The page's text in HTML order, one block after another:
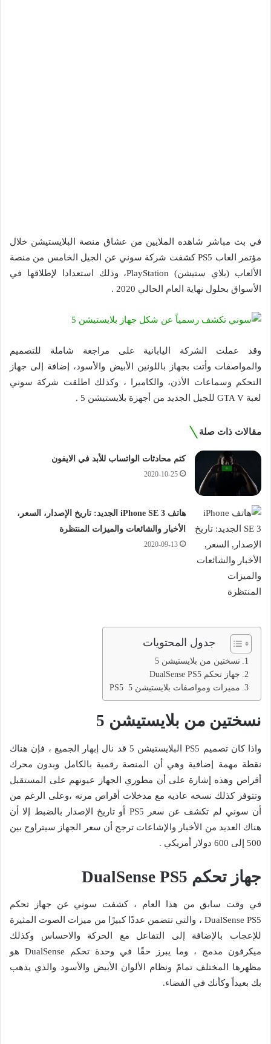
في بث مباشر شاهده الملايين من عشاق منصة البلايستيشن خلال
مؤتمر العاب PS5 كشفت شركة سوني عن الجيل الخامس من منصة
الألعاب (بلاي ستيشن) PlayStation، وذلك استعدادا لإطلاقها في
الأسواق بحلول نهاية العام الحالي 2020 .
وقد عملت الشركة اليابانية على مراجعة شاملة للتصميم
والمواصفات وأتت بجهاز باللونين الأبيض والأسود، إضافة إلى جهاز
التحكم وسماعات الأذن، والكاميرا ، وكذلك اطلقت شركة سوني
لعبة GTA V للجيل الجديد من أجهزة بلايستيشن 5 .
مقالات ذات صلة
كتم محادثات الواتساب للأبد في الايفون
2020-10-25
هاتف iPhone SE 3 الجديد: تاريخ الإصدار، السعر،
الأخبار والشائعات والميزات المنتظرة
2020-09-13
جدول المحتويات
نسختين من بلايستيشن 5
جهاز تحكم DualSense PS5
مميزات ومواصفات بلايستيشن 5 PS5
نسختين من بلايستيشن 5
واذا كان تصميم PS5 البلايستيشن 5 قد نال إبهار الجميع ، فإن هناك
نقطة مهمة إضافية وهي أن المنصة رقمية بالكامل وبدون محرك
أقراص وهذه إشارة على أن مطوري الجهاز عيونهم على المستقبل
وتتوفر كذلك نسخه عاديه مع مدخلات أقراص مرنه ،وعلى الرغم من
أن سوني لم تكشف عن سعر PS5 أو تاريخ الإصدار بالضبط إلا أن
هناك العديد من الأخبار والإشاعات ترجح أن سعر الجهاز سيتراوح بين
500 إلى 600 دولار أمريكي .
جهاز تحكم DualSense PS5
في وقت سابق من هذا العام ، كشفت سوني عن جهاز تحكم
DualSense PS5 ، والتي تتضمن عددًا كبيرًا من ميزات الصوت المثيرة
للإعجاب بالإضافة إلى التفاعل مع الحركة والاحساس وكذلك
ميكرفون مدمج ، وما يبرز حقًا في وحدة تحكم DualSense هو
مظهرها المختلف تمامً ونظام الألوان الأبيض والأسود والذي يذهب
بك بعيداً وكأنك في الفضاء.